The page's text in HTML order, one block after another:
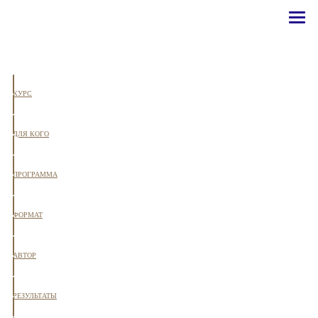
КУРС
ДЛЯ КОГО
ПРОГРАММА
ФОРМАТ
АВТОР
РЕЗУЛЬТАТЫ